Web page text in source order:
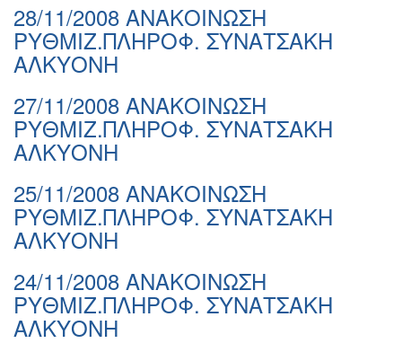
28/11/2008 ΑΝΑΚΟΙΝΩΣΗ
ΡΥΘΜΙΖ.ΠΛΗΡΟΦ. ΣΥΝΑΤΣΑΚΗ
ΑΛΚΥΟΝΗ
27/11/2008 ΑΝΑΚΟΙΝΩΣΗ
ΡΥΘΜΙΖ.ΠΛΗΡΟΦ. ΣΥΝΑΤΣΑΚΗ
ΑΛΚΥΟΝΗ
25/11/2008 ΑΝΑΚΟΙΝΩΣΗ
ΡΥΘΜΙΖ.ΠΛΗΡΟΦ. ΣΥΝΑΤΣΑΚΗ
ΑΛΚΥΟΝΗ
24/11/2008 ΑΝΑΚΟΙΝΩΣΗ
ΡΥΘΜΙΖ.ΠΛΗΡΟΦ. ΣΥΝΑΤΣΑΚΗ
ΑΛΚΥΟΝΗ